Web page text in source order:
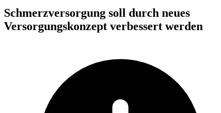
Schmerzversorgung soll durch neues
Versorgungskonzept verbessert werden